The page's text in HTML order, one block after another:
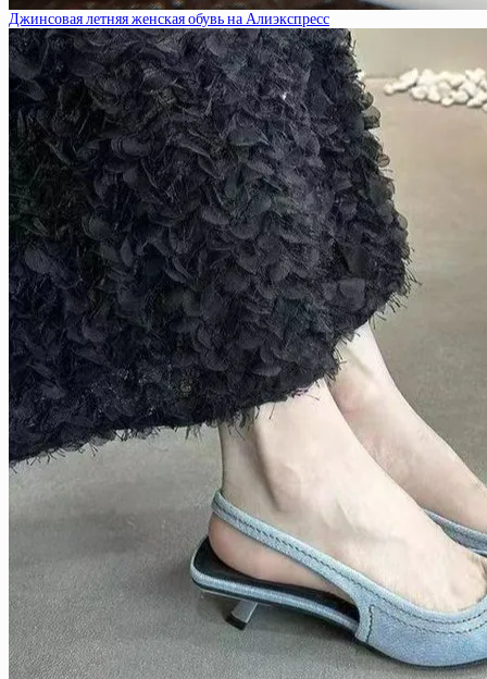
Джинсовая летняя женская обувь на Алиэкспресс